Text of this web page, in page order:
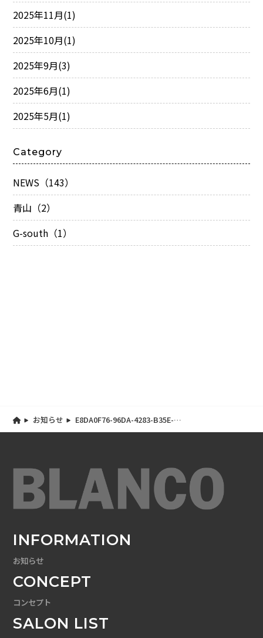
2025年11月(1)
2025年10月(1)
2025年9月(3)
2025年6月(1)
2025年5月(1)
Category
NEWS（143）
青山（2）
G-south（1）
お知らせ
E8DA0F76-96DA-4283-B35E-
4012C111A97F
INFORMATION
お知らせ
CONCEPT
コンセプト
SALON LIST